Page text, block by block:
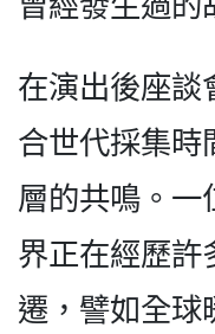
在演出後座談
合世代採集時
層的共鳴。一
界正在經歷許
遷，譬如全球